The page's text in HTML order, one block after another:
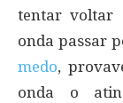
tentar voltar
onda passar
medo,
onda o